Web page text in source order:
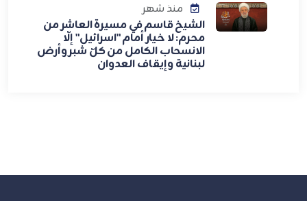
منذ شهر
الشيخ قاسم في مسيرة العاشر من
محرم: لا خيار أمام "اسرائيل" إلّا
الانسحاب الكامل من كلّ شبر وأرض
لبنانية وإيقاف العدوان